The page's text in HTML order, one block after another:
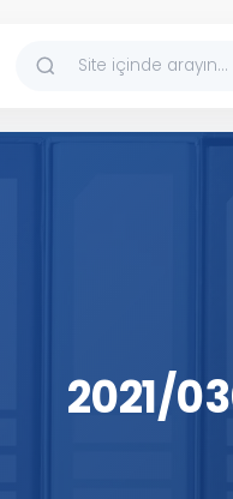
2021/